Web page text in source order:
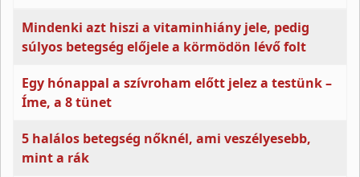
Mindenki azt hiszi a vitaminhiány jele, pedig
súlyos betegség előjele a körmödön lévő folt
Egy hónappal a szívroham előtt jelez a testünk –
Íme, a 8 tünet
5 halálos betegség nőknél, ami veszélyesebb,
mint a rák